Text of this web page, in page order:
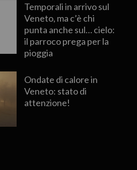
Temporali in arrivo sul
Veneto, ma c’è chi
punta anche sul… cielo:
il parroco prega per la
pioggia
Ondate di calore in
Veneto: stato di
attenzione!